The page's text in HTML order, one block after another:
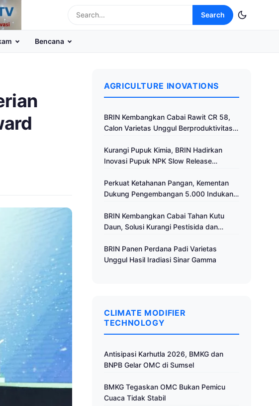
Search
Bencana
AGRICULTURE INOVATIONS
BRIN Kembangkan Cabai Rawit CR 58,
Calon Varietas Unggul Berproduktivitas
Kurangi Pupuk Kimia, BRIN Hadirkan
Inovasi Pupuk NPK Slow Release
Perkuat Ketahanan Pangan, Kementan
Dukung Pengembangan 5.000 Indukan
BRIN Kembangkan Cabai Tahan Kutu
Daun, Solusi Kurangi Pestisida dan
BRIN Panen Perdana Padi Varietas
Unggul Hasil Iradiasi Sinar Gamma
CLIMATE MODIFIER
TECHNOLOGY
Antisipasi Karhutla 2026, BMKG dan
BNPB Gelar OMC di Sumsel
BMKG Tegaskan OMC Bukan Pemicu
Cuaca Tidak Stabil